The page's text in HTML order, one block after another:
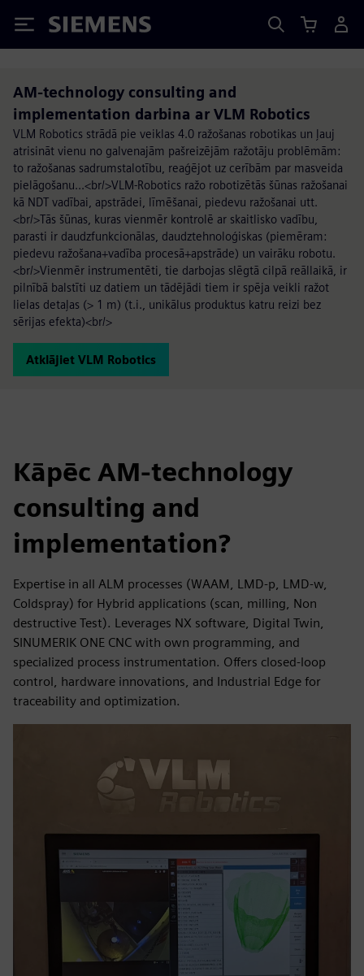
Siemens
AM-technology consulting and
implementation darbina ar VLM Robotics
VLM Robotics strādā pie veiklas 4.0 ražošanas robotikas un ļauj
atrisināt vienu no galvenajām pašreizējām ražotāju problēmām:
to ražošanas sadrumstalotību, reaģējot uz cerībām par masveida
pielāgošanu...<br/>VLM-Robotics ražo robotizētās šūnas ražošanai
kā NDT vadībai, apstrādei, līmēšanai, piedevu ražošanai utt.
<br/>Tās šūnas, kuras vienmēr kontrolē ar skaitlisko vadību,
parasti ir daudzfunkcionālas, daudztehnoloģiskas (piemēram:
piedevu ražošana+vadība procesā+apstrāde) un vairāku robotu.
<br/>Vienmēr instrumentēti, tie darbojas slēgtā cilpā reāllaikā, ir
pilnībā balstīti uz datiem un tādējādi tiem ir spēja veikli ražot
lielas detaļas (> 1 m) (t.i., unikālus produktus katru reizi bez
sērijas efekta)<br/>
Atklājiet VLM Robotics
Kāpēc AM-technology
consulting and
implementation?
Expertise in all ALM processes (WAAM, LMD-p, LMD-w,
Coldspray) for Hybrid applications (scan, milling, Non
destructive Test). Leverages NX software, Digital Twin,
SINUMERIK ONE CNC with own programming, and
specialized process instrumentation. Offers closed-loop
control, hardware innovations, and Industrial Edge for
traceability and optimization.